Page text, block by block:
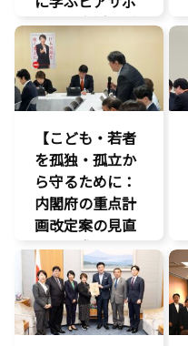
ートと支援体制
の核心
こども政策
児童福祉法
社会的養護
養子縁組
【こども・若者
を孤独・孤立か
ら守るために：
内閣府の重点計
画改定案の見直
しを要求
いじめ対策
こどもの権利
こども政策